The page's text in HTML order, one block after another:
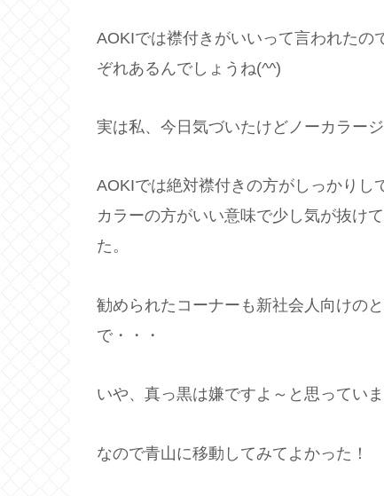
AOKIでは襟付きがいいって言われたの
ぞれあるんでしょうね(^^)
実は私、今日気づいたけどノーカラー
AOKIでは絶対襟付きの方がしっかりし
カラーの方がいい意味で少し気が抜け
た。
勧められたコーナーも新社会人向けの
で・・・
いや、真っ黒は嫌ですよ～と思ってい
なので青山に移動してみてよかった！